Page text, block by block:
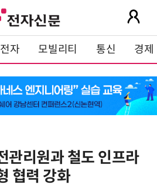
전자 모빌리티 통신 경제
관리원과 철도 인프라
협력 강화